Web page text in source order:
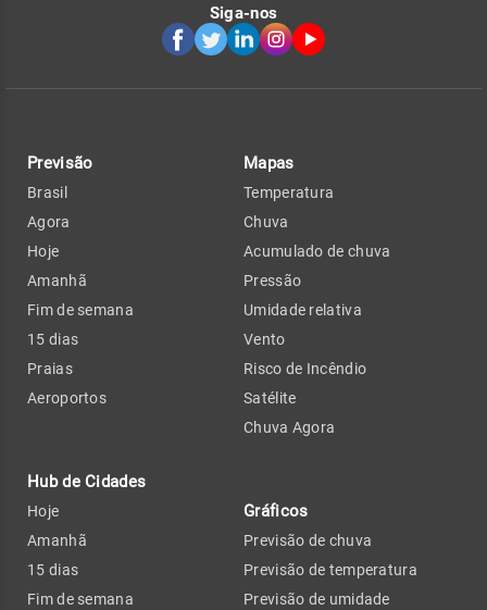
Siga-nos
Previsão
Brasil
Agora
Hoje
Amanhã
Fim de semana
15 dias
Praias
Aeroportos
Hub de Cidades
Hoje
Amanhã
15 dias
Fim de semana
Mapas
Temperatura
Chuva
Acumulado de chuva
Pressão
Umidade relativa
Vento
Risco de Incêndio
Satélite
Chuva Agora
Gráficos
Previsão de chuva
Previsão de temperatura
Previsão de umidade